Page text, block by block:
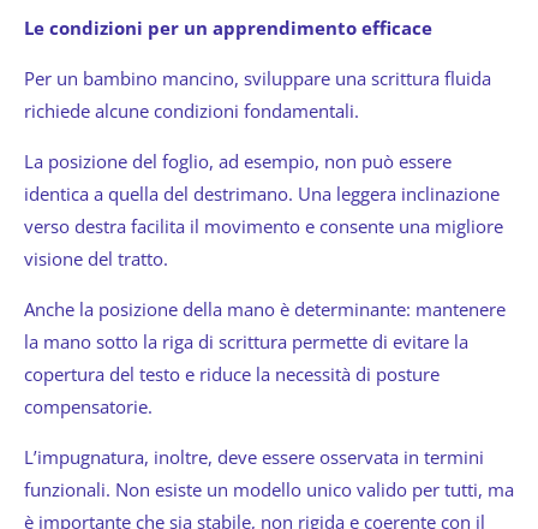
Le condizioni per un apprendimento efficace
Per un bambino mancino, sviluppare una scrittura fluida
richiede alcune condizioni fondamentali.
La posizione del foglio, ad esempio, non può essere
identica a quella del destrimano. Una leggera inclinazione
verso destra facilita il movimento e consente una migliore
visione del tratto.
Anche la posizione della mano è determinante: mantenere
la mano sotto la riga di scrittura permette di evitare la
copertura del testo e riduce la necessità di posture
compensatorie.
L’impugnatura, inoltre, deve essere osservata in termini
funzionali. Non esiste un modello unico valido per tutti, ma
è importante che sia stabile, non rigida e coerente con il